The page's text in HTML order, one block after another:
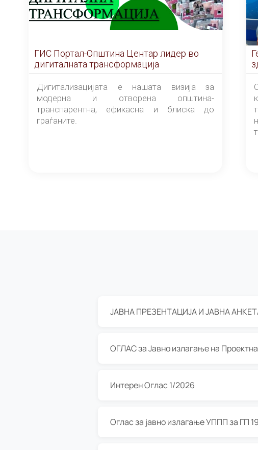
ГИС Портал-Општина Центар лидер во
дигиталната трансформација
Дигитализацијата е нашата визија за
модерна и отворена општина-
транспарентна, ефикасна и блиска до
граѓаните.
Интерен Оглас 1/2026
Оглас за јавно излагање УППП за ГП